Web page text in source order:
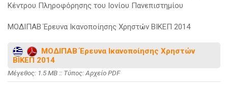
Κέντρου Πληροφόρησης του Ιονίου Πανεπιστημίου
ΜΟΔΙΠΑΒ Έρευνα Ικανοποίησης Χρηστών ΒΙΚΕΠ 2014
ΜΟΔΙΠΑΒ Έρευνα Ικανοποίησης Χρηστών
ΒΙΚΕΠ 2014
Mέγεθος: 1.5 MB :: Τύπος: Αρχείο PDF